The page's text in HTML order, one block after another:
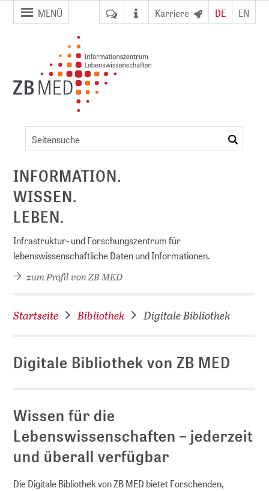
Zur
Seitennavigation
Zum
Inhalt
MENÜ Karriere DE EN
Bibliothek
suchen
INFORMATION.
WISSEN.
LEBEN.
Infrastruktur- und Forschungszentrum für
lebenswissenschaftliche Daten und Informationen.
zum Profil von ZB MED
Startseite Bibliothek Digitale Bibliothek
Digitale Bibliothek von ZB MED
Wissen für die
Lebenswissenschaften – jederzeit
und überall verfügbar
Die Digitale Bibliothek von ZB MED bietet Forschenden,